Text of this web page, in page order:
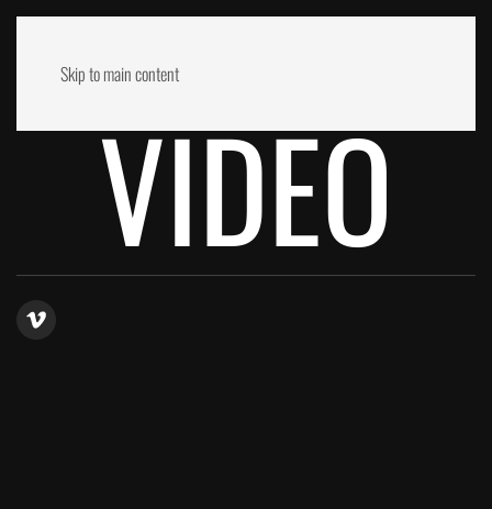
Skip to main content
VIDEO